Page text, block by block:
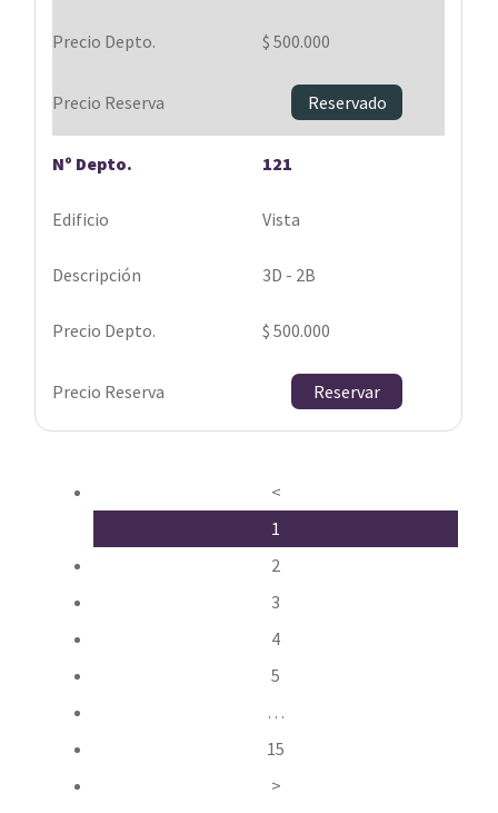
$ 500.000
Reservado
121
Vista
3D - 2B
$ 500.000
Reservar
<
1
2
3
4
5
…
15
>